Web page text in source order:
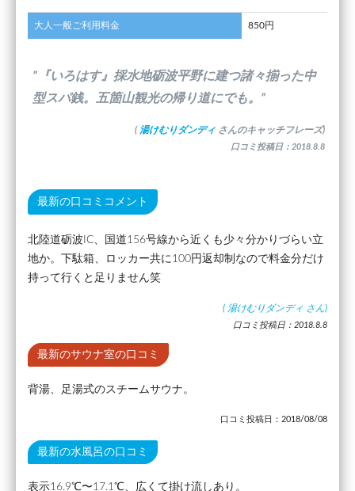
大人一般ご利用料金 850円
”『いろはす』採水地砺波平野に建つ諸々揃った中
型スパ銭。五箇山観光の帰り道にでも。”
( 湯けむりダンディ さんのキャッチフレーズ)
口コミ投稿日：2018.8.8
最新の口コミコメント
北陸道砺波IC、国道156号線から近くも少々分かりづらい立
地か。下駄箱、ロッカー共に100円返却制なので料金分だけ
持って行くと足りません笑
( 湯けむりダンディ さん)
口コミ投稿日：2018.8.8
最新のサウナ室の口コミ
背湯、足湯式のスチームサウナ。
口コミ投稿日：2018/08/08
最新の水風呂の口コミ
表示16.9℃〜17.1℃、広くて掛け流しあり。